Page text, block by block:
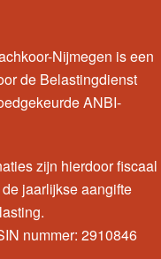
Nijmegen is een
de Belastingdienst
ANBI-
zijn hierdoor fiscaal
jaarlijkse aangifte
nummer: 2910846